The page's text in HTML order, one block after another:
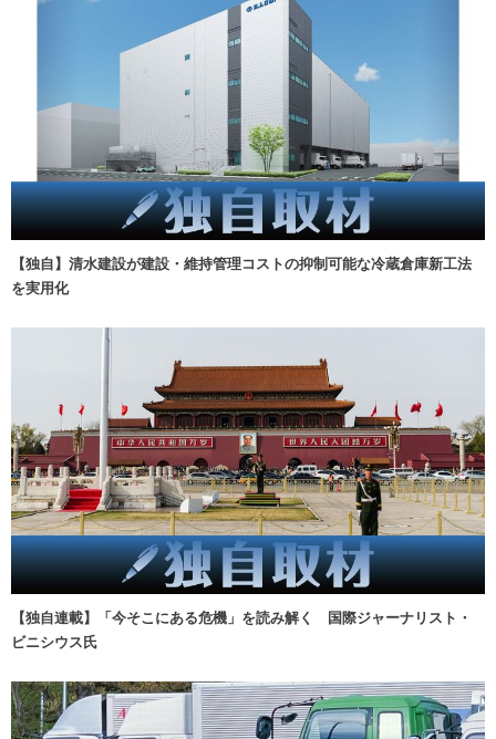
【独自】清水建設が建設・維持管理コストの抑制可能な冷蔵倉庫新工法
を実用化
【独自連載】「今そこにある危機」を読み解く 国際ジャーナリスト・
ビニシウス氏